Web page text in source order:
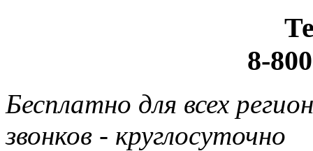
8-
Бесплатно для всех
звонков - круглосуточно